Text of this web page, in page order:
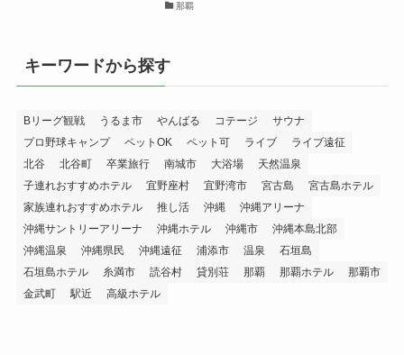
那覇
キーワードから探す
Bリーグ観戦 うるま市 やんばる コテージ
サウナ
プロ野球キャンプ
ペットOK ペット可 ライブ
ライブ遠征
北谷
北谷町 卒業旅行 南城市 大浴場
天然温泉
子連れおすすめホテル
宜野座村 宜野湾市 宮古島
宮古島ホテル
家族連れおすすめホテル
推し活 沖縄
沖縄アリーナ
沖縄サントリーアリーナ
沖縄ホテル 沖縄市
沖縄本島北部
沖縄温泉
沖縄県民 沖縄遠征 浦添市 温泉
石垣島
石垣島ホテル
糸満市 読谷村 貸別荘 那覇 那覇ホテル
那覇市
金武町
駅近 高級ホテル